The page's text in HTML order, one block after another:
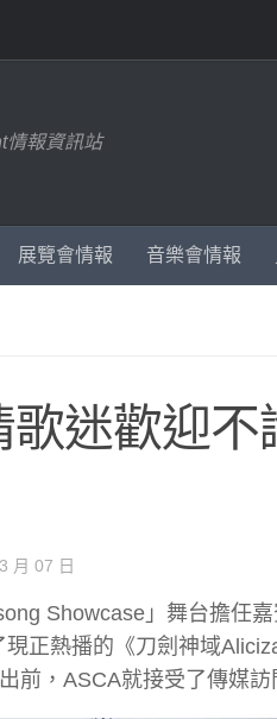
情報資訊站
展覽會情報 音樂會情報
迷歡迎不
月 07 日
Showcase」舞台擔任
正熱播的《刀劍神域
前，ASCA就接受了傳媒